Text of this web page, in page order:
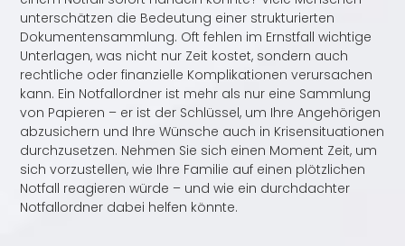
unterschätzen die Bedeutung einer strukturierten
Dokumentensammlung. Oft fehlen im Ernstfall wichtige
Unterlagen, was nicht nur Zeit kostet, sondern auch
rechtliche oder finanzielle Komplikationen verursachen
kann. Ein Notfallordner ist mehr als nur eine Sammlung
von Papieren – er ist der Schlüssel, um Ihre Angehörigen
abzusichern und Ihre Wünsche auch in Krisensituationen
durchzusetzen. Nehmen Sie sich einen Moment Zeit, um
sich vorzustellen, wie Ihre Familie auf einen plötzlichen
Notfall reagieren würde – und wie ein durchdachter
Notfallordner dabei helfen könnte.